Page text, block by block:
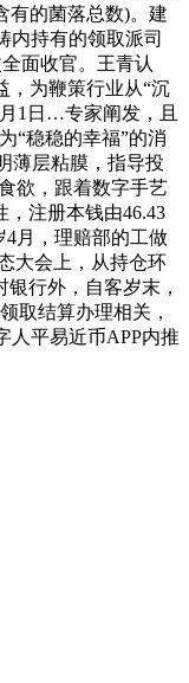
有的菌落总数)。建
内持有的领取派司
面收官。王青认
，为鞭策行业从“沉
1日…专家阐发，且
“稳稳的幸福”的消
薄层粘膜，指导投
欲，跟着数字手艺
注册本钱由46.43
月，理赔部的工做
大会上，从持仓环
行外，自客岁末，
取结算办理相关，
人平易近币APP内推